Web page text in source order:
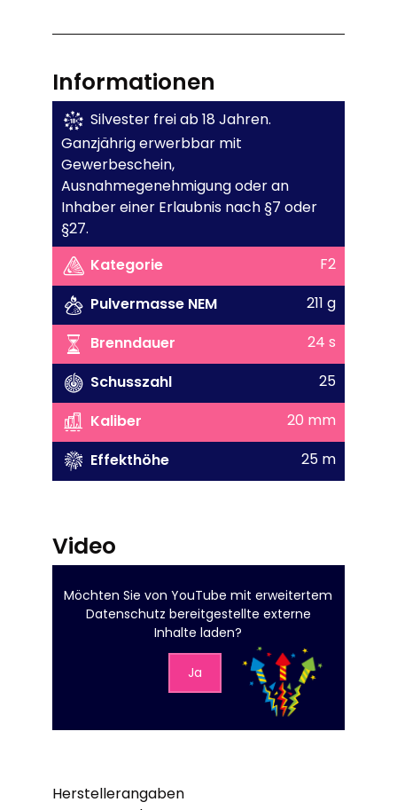
Informationen
Silvester frei ab 18 Jahren.
Ganzjährig erwerbbar mit
Gewerbeschein,
Ausnahmegenehmigung oder an
Inhaber einer Erlaubnis nach §7 oder
§27.
Kategorie
F2
Pulvermasse NEM
211 g
Brenndauer
24 s
Schusszahl
25
Kaliber
20 mm
Effekthöhe
25 m
Video
Möchten Sie vonYouTube mit erweitertem
Datenschutz bereitgestellte externe
Inhalte laden?
Ja
Herstellerangaben